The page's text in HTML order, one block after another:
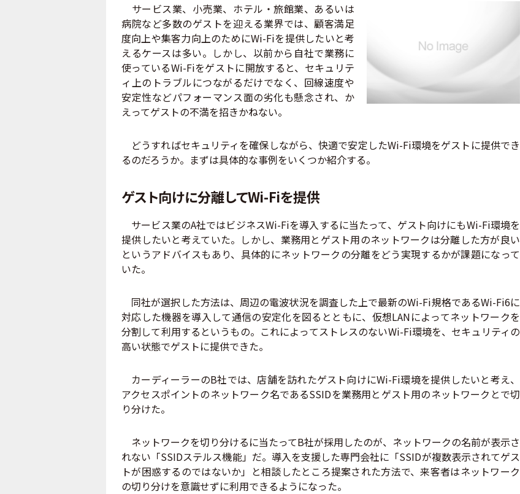
サービス業、小売業、ホテル・旅館業、あるいは
病院など多数のゲストを迎える業界では、顧客満足
度向上や集客力向上のためにWi-Fiを提供したいと考
えるケースは多い。しかし、以前から自社で業務に
使っているWi-Fiをゲストに開放すると、セキュリテ
ィ上のトラブルにつながるだけでなく、回線速度や
安定性などパフォーマンス面の劣化も懸念され、か
えってゲストの不満を招きかねない。
どうすればセキュリティを確保しながら、快適で安定したWi-Fi環境をゲストに提供でき
るのだろうか。まずは具体的な事例をいくつか紹介する。
ゲスト向けに分離してWi-Fiを提供
サービス業のA社ではビジネスWi-Fiを導入するに当たって、ゲスト向けにもWi-Fi環境を
提供したいと考えていた。しかし、業務用とゲスト用のネットワークは分離した方が良い
というアドバイスもあり、具体的にネットワークの分離をどう実現するかが課題になって
いた。
同社が選択した方法は、周辺の電波状況を調査した上で最新のWi-Fi規格であるWi-Fi6に
対応した機器を導入して通信の安定化を図るとともに、仮想LANによってネットワークを
分割して利用するというもの。これによってストレスのないWi-Fi環境を、セキュリティの
高い状態でゲストに提供できた。
カーディーラーのB社では、店舗を訪れたゲスト向けにWi-Fi環境を提供したいと考え、
アクセスポイントのネットワーク名であるSSIDを業務用とゲスト用のネットワークとで切
り分けた。
ネットワークを切り分けるに当たってB社が採用したのが、ネットワークの名前が表示さ
れない「SSIDステルス機能」だ。導入を支援した専門会社に「SSIDが複数表示されてゲス
トが困惑するのではないか」と相談したところ提案された方法で、来客者はネットワーク
の切り分けを意識せずに利用できるようになった。